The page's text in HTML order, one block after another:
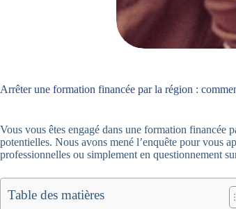
Arrêter une formation financée par la région :
Vous vous êtes engagé dans une formation financée
potentielles. Nous avons mené l’enquête pour vous
professionnelles ou simplement en questionnement
Table des matières